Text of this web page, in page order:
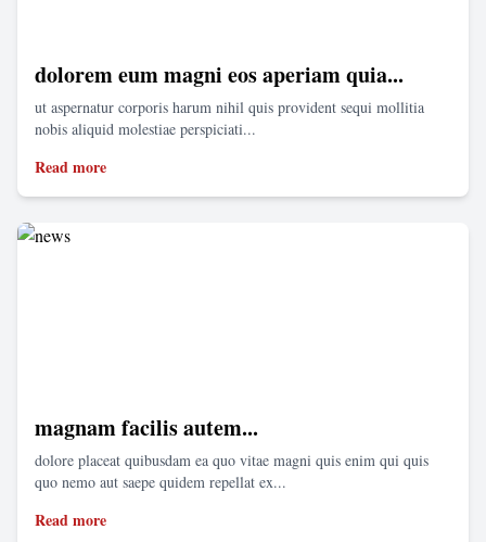
dolorem eum magni eos aperiam quia...
ut aspernatur corporis harum nihil quis provident sequi mollitia
nobis aliquid molestiae perspiciati...
Read more
magnam facilis autem...
dolore placeat quibusdam ea quo vitae magni quis enim qui quis
quo nemo aut saepe quidem repellat ex...
Read more